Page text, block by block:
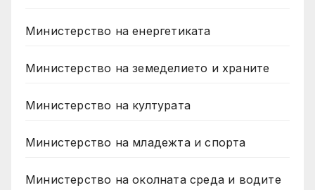
Министерство на енергетиката
Министерство на земеделието и храните
Министерство на културата
Министерство на младежта и спорта
Министерство на околната среда и водите